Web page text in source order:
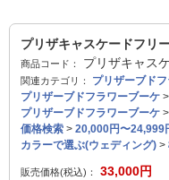
プリザキャスケードフリ
商品コード： プリザキャス
関連カテゴリ：
プリザーブド
プリザーブドフラワーブーケ >
プリザーブドフラワーブーケ >
価格検索 > 20,000円〜24,999
カラーで選ぶ(ウェディング) >
販売価格(税込)： 33,000円